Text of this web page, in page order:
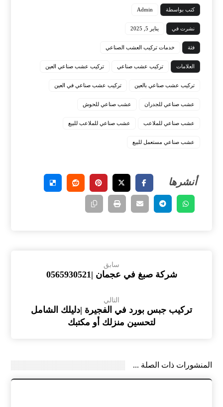
كتب بواسطة Admin
نشرت في يناير 5, 2025
فئة خدمات تركيب العشب الصناعي
العلامات تركيب عشب صناعي تركيب عشب صناعي العين
تركيب عشب صناعي بالعين تركيب عشب صناعي في العين
عشب صناعي للجدران عشب صناعي للحوش
عشب صناعي للملاعب عشب صناعي للملاعب للبيع
عشب صناعي مستعمل للبيع
سابق
شركة صبغ في عجمان |0565930521
التالي
تركيب جبس بورد في الفجيرة |دليلك الشامل
لتحسين منزلك أو مكتبك
المنشورات ذات الصلة ...